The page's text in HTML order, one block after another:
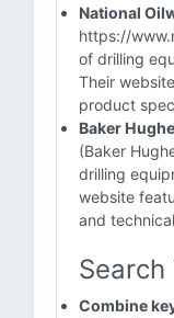
National
https://
of drilling
Their
product
Baker
(Baker
drilling
website
and
Search
Combine